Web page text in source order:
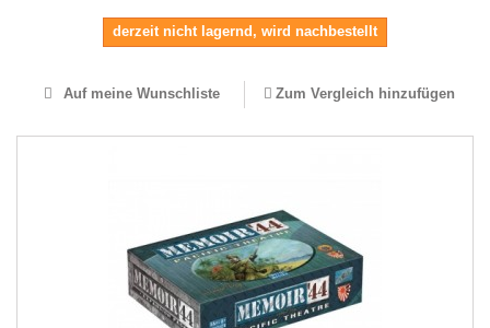
derzeit nicht lagernd, wird nachbestellt
Auf meine Wunschliste Zum Vergleich hinzufügen